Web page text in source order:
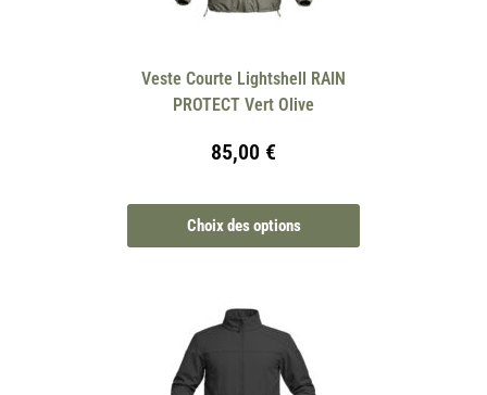
Veste Courte Lightshell RAIN
PROTECT Vert Olive
85,00 €
Choix des options